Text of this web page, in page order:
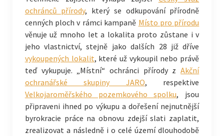
ochránců přírody, který se odkupování přírodně
cenných ploch v rámci kampaně Místo pro přírodu
věnuje už mnoho let a lokalita proto zůstane i v
jeho vlastnictví, stejně jako dalších 28 již dříve
vykoupených lokalit, které už vykoupil nebo právě
teď vykupuje. „Místní“ ochránci přírody zAkční
ochranářské skupiny JARO, respektive
Velkojaroměřského pozemkového spolku, jsou
připraveni ihned po výkupu a dořešení nejnutnější
byrokracie práce na obnovu zdejší slati zaplatit,
zrealizovat a následně i o celé území dlouhodobě